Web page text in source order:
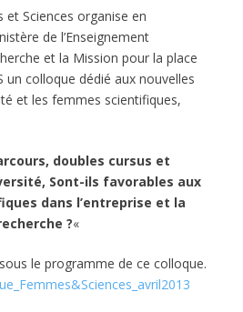
et Sciences organise en
de l’Enseignement
et la Mission pour la place
un colloque dédié aux nouvelles
et les femmes scientifiques,
doubles cursus et
Sont-ils favorables aux
dans l’entreprise et la
?«
le programme de ce colloque.